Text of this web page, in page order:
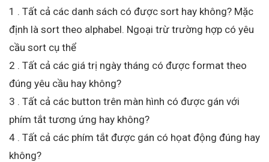
1 . Tất cả các danh sách có được sort hay không? Mặc
định là sort theo alphabel. Ngoại trừ trường hợp có yêu
cầu sort cụ thể
2 . Tất cả các giá trị ngày tháng có được format theo
đúng yêu cầu hay không?
3 . Tất cả các button trên màn hình có được gán với
phím tắt tương ứng hay không?
4 . Tất cả các phím tắt được gán có họat động đúng hay
không?